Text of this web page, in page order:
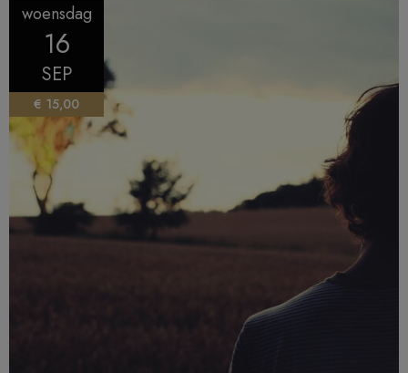
woensdag
16
SEP
€ 15,00